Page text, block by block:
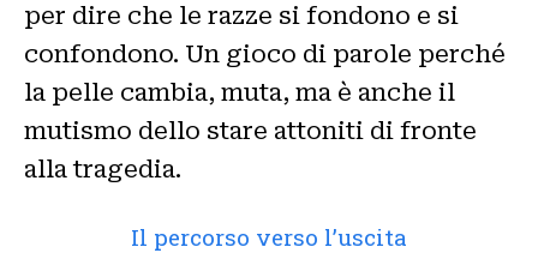
per dire che le razze si fondono e si
confondono. Un gioco di parole perché
la pelle cambia, muta, ma è anche il
mutismo dello stare attoniti di fronte
alla tragedia.
Il percorso verso l’uscita